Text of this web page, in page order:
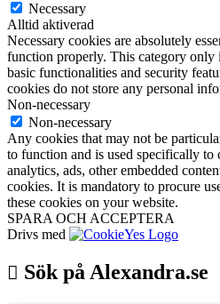
Necessary
Alltid aktiverad
Necessary cookies are absolutely
function properly. This category only
basic functionalities and security
cookies do not store any personal
Non-necessary
Non-necessary
Any cookies that may not be
to function and is used specifically to
analytics, ads, other embedded
cookies. It is mandatory to procure
these cookies on your website.
SPARA OCH ACCEPTERA
Drivs med
Sök på Alexandra.se